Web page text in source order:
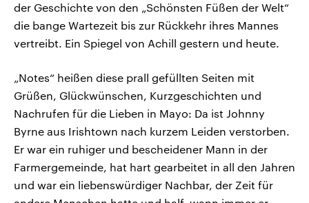
der Geschichte von den „Schönsten Füßen der Welt“
die bange Wartezeit bis zur Rückkehr ihres Mannes
vertreibt. Ein Spiegel von Achill gestern und heute.
„Notes“ heißen diese prall gefüllten Seiten mit
Grüßen, Glückwünschen, Kurzgeschichten und
Nachrufen für die Lieben in Mayo: Da ist Johnny
Byrne aus Irishtown nach kurzem Leiden verstorben.
Er war ein ruhiger und bescheidener Mann in der
Farmergemeinde, hat hart gearbeitet in all den Jahren
und war ein liebenswürdiger Nachbar, der Zeit für